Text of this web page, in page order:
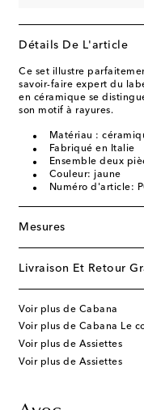
Détails De L'article
Ce set illustre
savoir-faire expert du
en céramique se
son motif à rayures.
Matériau :
Fabriqué en Italie
Ensemble deux
Couleur: jaune
Numéro d'article:
Mesures
Livraison Et Retour
Voir plus de Cabana
Voir plus de Cabana Le
Voir plus de Assiettes
Voir plus de Assiettes